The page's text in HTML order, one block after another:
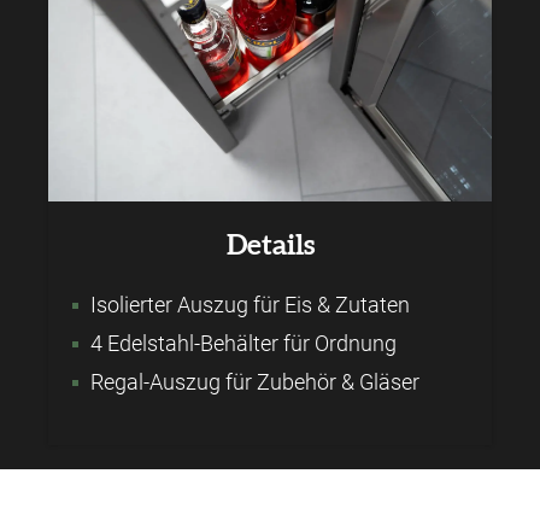
Details
Isolierter Auszug für Eis & Zutaten
4 Edelstahl-Behälter für Ordnung
Regal-Auszug für Zubehör & Gläser